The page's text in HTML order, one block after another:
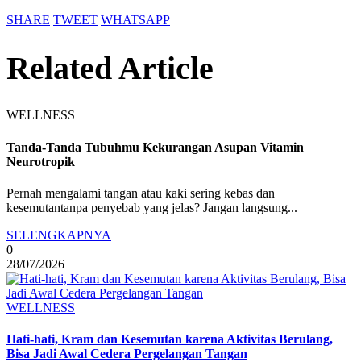
SHARE TWEET WHATSAPP
Related Article
WELLNESS
Tanda-Tanda Tubuhmu Kekurangan Asupan Vitamin
Neurotropik
Pernah mengalami tangan atau kaki sering kebas dan
kesemutantanpa penyebab yang jelas? Jangan langsung...
SELENGKAPNYA
0
28/07/2026
WELLNESS
Hati-hati, Kram dan Kesemutan karena Aktivitas Berulang,
Bisa Jadi Awal Cedera Pergelangan Tangan